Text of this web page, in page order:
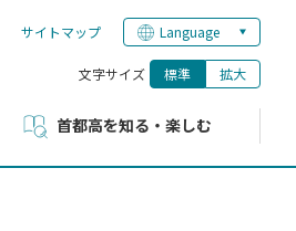
サイトマップ Language
文字サイズ 標準 拡大
首都高を知る・楽しむ